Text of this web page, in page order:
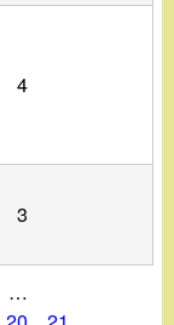
4
3
…